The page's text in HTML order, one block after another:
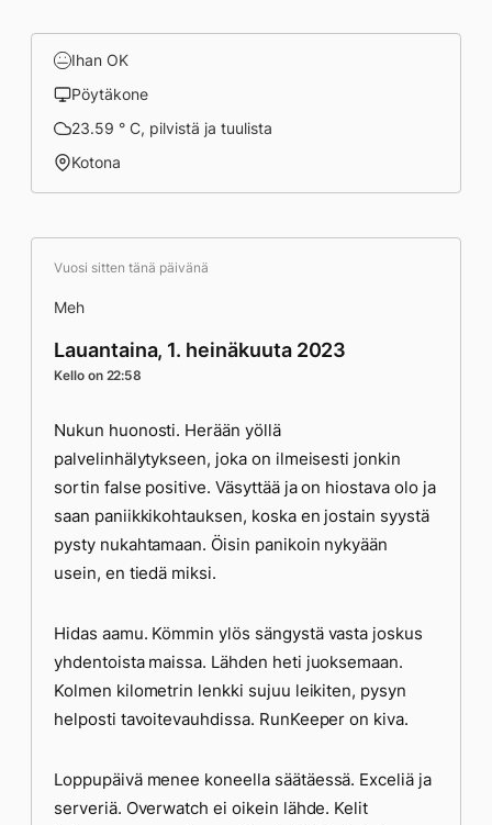
Ihan OK
Pöytäkone
23.59 ° C, pilvistä ja tuulista
Kotona
Vuosi sitten tänä päivänä
Meh
Lauantaina, 1. heinäkuuta 2023
Kello on 22:58
Nukun huonosti. Herään yöllä
palvelinhälytykseen, joka on ilmeisesti jonkin
sortin false positive. Väsyttää ja on hiostava olo ja
saan paniikkikohtauksen, koska en jostain syystä
pysty nukahtamaan. Öisin panikoin nykyään
usein, en tiedä miksi.
Hidas aamu. Kömmin ylös sängystä vasta joskus
yhdentoista maissa. Lähden heti juoksemaan.
Kolmen kilometrin lenkki sujuu leikiten, pysyn
helposti tavoitevauhdissa. RunKeeper on kiva.
Loppupäivä menee koneella säätäessä. Exceliä ja
serveriä. Overwatch ei oikein lähde. Kelit